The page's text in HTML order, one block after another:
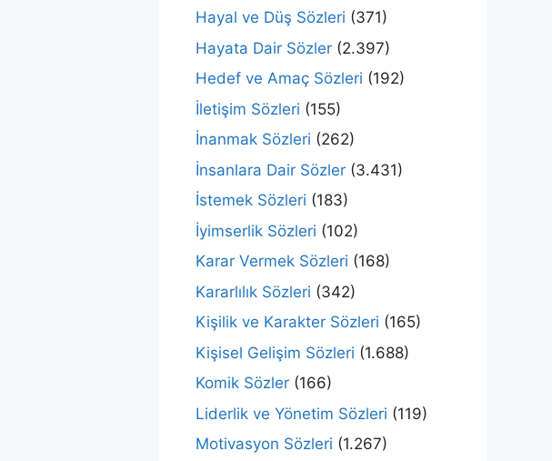
Hayal ve Düş Sözleri (371)
Hayata Dair Sözler (2.397)
Hedef ve Amaç Sözleri (192)
İletişim Sözleri (155)
İnanmak Sözleri (262)
İnsanlara Dair Sözler (3.431)
İstemek Sözleri (183)
İyimserlik Sözleri (102)
Karar Vermek Sözleri (168)
Kararlılık Sözleri (342)
Kişilik ve Karakter Sözleri (165)
Kişisel Gelişim Sözleri (1.688)
Komik Sözler (166)
Liderlik ve Yönetim Sözleri (119)
Motivasyon Sözleri (1.267)